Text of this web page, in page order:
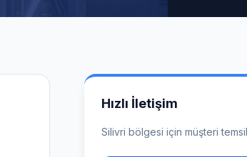
Hızlı İletişim
Silivri bölgesi için müşteri